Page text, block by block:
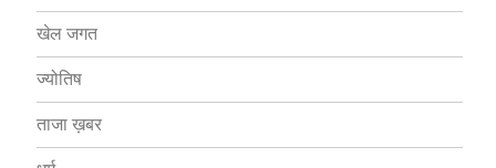
खेल जगत
ज्योतिष
ताजा ख़बर